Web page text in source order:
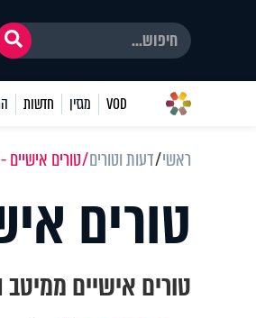
VOD מגזין חדשות
ראשי דעות וטורים טורים אישיים
טורים
טורים אישיים ממיטב